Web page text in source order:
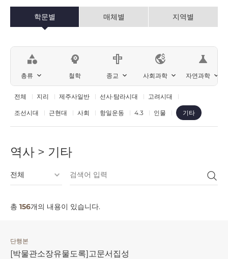
학문별 매체별 지역별
category
총류
psychology
철학 종교 사회과학
science
자연과학
전체 지리 제주사일반 선사·탐라시대 고려시대
조선시대 근현대 사회 항일운동 4.3 인물 기타
역사 > 기타
총 156개의 내용이 있습니다.
단행본
[박물관소장유물도록]고문서집성